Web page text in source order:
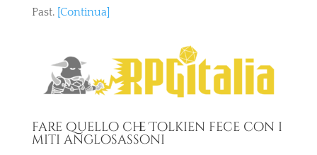
Past. [Continua]
fare quello che Tolkien fece con i
miti anglosassoni